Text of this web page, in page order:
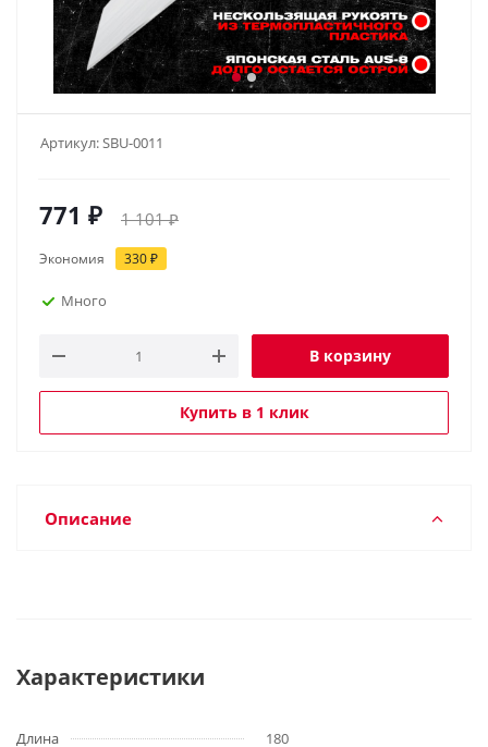
Артикул:SBU-0011
771 ₽ 1 101₽
Экономия 330₽
Много
В корзину
Купить в 1 клик
Описание
Характеристики
Длина
180